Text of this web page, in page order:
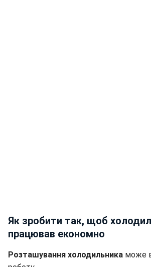
Як зробити так, щоб
працював економно
Розташування холодильника може